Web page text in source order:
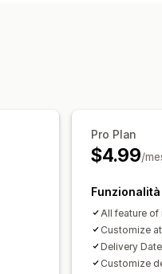
Pro Plan
$4.99/
Funzionalità
All feature of
Customize
Delivery
Customize